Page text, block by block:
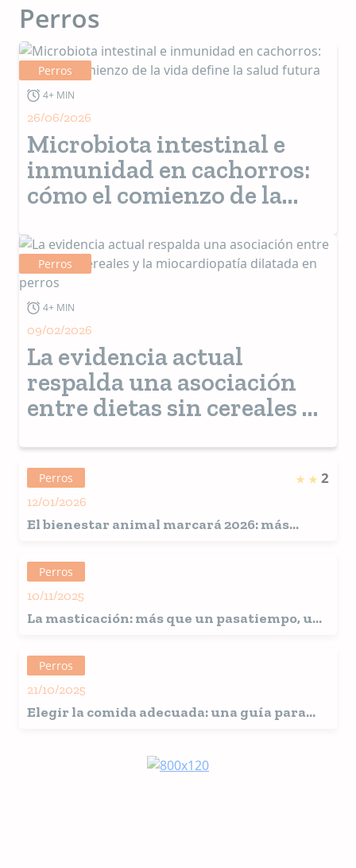
Perros
Perros
4+ MIN
26/06/2026
Microbiota intestinal e
inmunidad en cachorros:
cómo el comienzo de la
Perros
4+ MIN
09/02/2026
La evidencia actual
respalda una asociación
entre dietas sin cereales y
en perros
Perros 2
12/01/2026
El bienestar animal marcará 2026: más
responsable
Perros
10/11/2025
La masticación: más que un pasatiempo, un
Perros
21/10/2025
Elegir la comida adecuada: una guía para